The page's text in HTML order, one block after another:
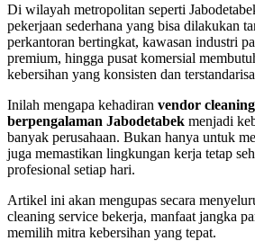
Di wilayah metropolitan seperti
pekerjaan sederhana yang bisa dilakukan
perkantoran bertingkat, kawasan industri
premium, hingga pusat komersial
kebersihan yang konsisten dan
Inilah mengapa kehadiran vendor
berpengalaman Jabodetabek menjadi
banyak perusahaan. Bukan hanya untuk
juga memastikan lingkungan kerja tetap
profesional setiap hari.
Artikel ini akan mengupas secara
cleaning service bekerja, manfaat jangka
memilih mitra kebersihan yang tepat.